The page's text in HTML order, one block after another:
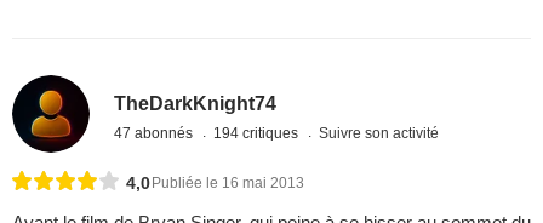
TheDarkKnight74
47 abonnés 194 critiques Suivre son activité
4,0 Publiée le 16 mai 2013